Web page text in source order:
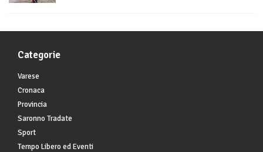
Categorie
Varese
Cronaca
Provincia
Saronno Tradate
Sport
Tempo Libero ed Eventi